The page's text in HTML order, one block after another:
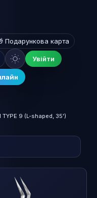
Подарункова карта
Увійти
9 (L-shaped, 35')